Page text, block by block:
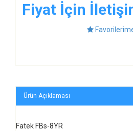
Fiyat İçin
Ürün Açıklaması
Fatek FBs-8YR